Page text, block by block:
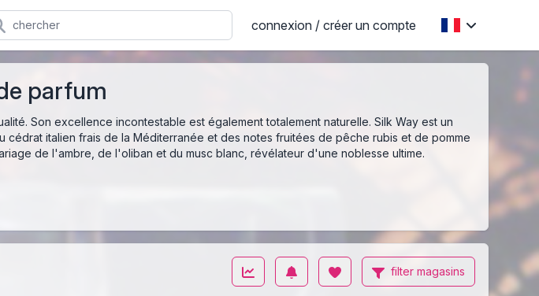
connexion / créer un compte
parfum
Son excellence incontestable est également totalement naturelle. Silk Way est un
italien frais de la Méditerranée et des notes fruitées de pêche rubis et de pomme
de l'ambre, de l'oliban et du musc blanc, révélateur d'une noblesse ultime.
filter magasins